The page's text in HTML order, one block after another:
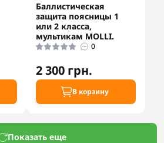
Баллистическая
защита поясницы 1
или 2 класса,
мультикам MOLLI.
0
2 300 грн.
В корзину
Показать еще